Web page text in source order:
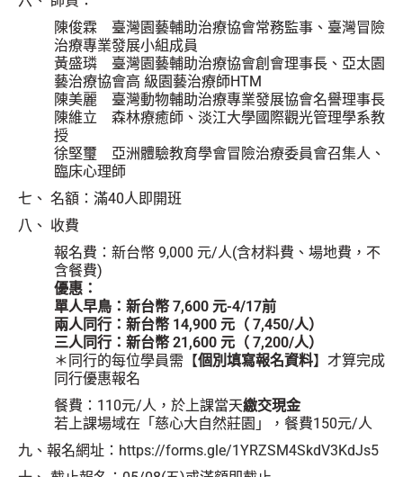
陳俊霖 臺灣園藝輔助治療協會常務監事、臺灣冒險
治療專業發展小組成員
黃盛璘 臺灣園藝輔助治療協會創會理事長、亞太園
藝治療協會高 級園藝治療師HTM
陳美麗 臺灣動物輔助治療專業發展協會名譽理事長
陳維立 森林療癒師、淡江大學國際觀光管理學系教
授
徐堅璽 亞洲體驗教育學會冒險治療委員會召集人、
臨床心理師
七、 名額：滿40人即開班
八、 收費
報名費：新台幣 9,000 元/人(含材料費、場地費，不
含餐費)
優惠：
單人早鳥：新台幣 7,600 元-4/17前
兩人同行：新台幣 14,900 元（ 7,450/人）
三人同行：新台幣 21,600 元（ 7,200/人）
＊同行的每位學員需【個別填寫報名資料】才算完成
同行優惠報名
餐費：110元/人，於上課當天繳交現金
若上課場域在「慈心大自然莊園」，餐費150元/人
九、報名網址： https://forms.gle/1YRZSM4SkdV3KdJs5